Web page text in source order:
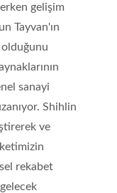
gelişim
Tayvan'ın
sanayi
Shihlin
ve
rekabet